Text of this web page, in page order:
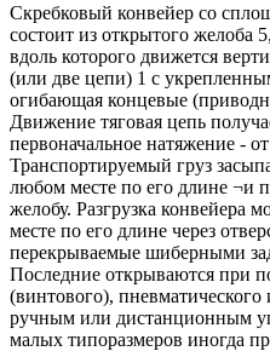
Скребковый конвейер со
состоит из открытого желоба
вдоль которого движется
(или две цепи) 1 с
огибающая концевые
Движение тяговая цепь
первоначальное натяжение -
Транспортируемый груз
любом месте по его длине ¬и
желобу. Разгрузка конвейера
месте по его длине через
перекрываемые шиберными
Последние открываются при
(винтового),
ручным или дистанционным
малых типоразмеров иногда